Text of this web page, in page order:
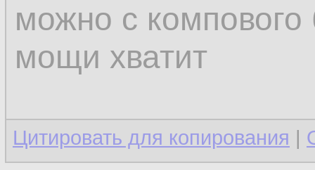
можно с компового
мощи хватит
Цитировать для копирования |